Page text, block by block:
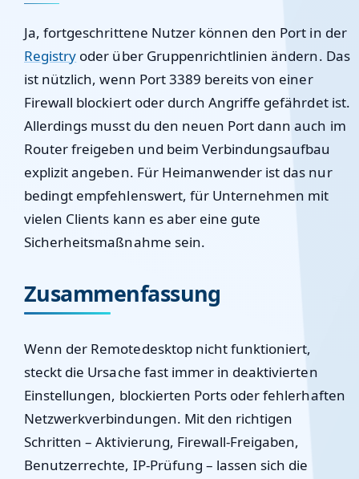
Ja, fortgeschrittene Nutzer können den Port in der
Registry oder über Gruppenrichtlinien ändern. Das
ist nützlich, wenn Port 3389 bereits von einer
Firewall blockiert oder durch Angriffe gefährdet ist.
Allerdings musst du den neuen Port dann auch im
Router freigeben und beim Verbindungsaufbau
explizit angeben. Für Heimanwender ist das nur
bedingt empfehlenswert, für Unternehmen mit
vielen Clients kann es aber eine gute
Sicherheitsmaßnahme sein.
Zusammenfassung
Wenn der Remotedesktop nicht funktioniert,
steckt die Ursache fast immer in deaktivierten
Einstellungen, blockierten Ports oder fehlerhaften
Netzwerkverbindungen. Mit den richtigen
Schritten – Aktivierung, Firewall-Freigaben,
Benutzerrechte, IP-Prüfung – lassen sich die